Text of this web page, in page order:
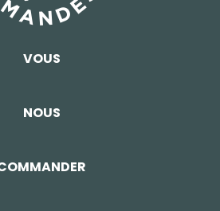
VOUS
NOUS